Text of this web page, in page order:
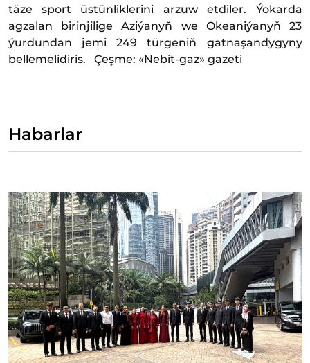
täze sport üstünliklerini arzuw etdiler. Ýokarda
agzalan birinjilige Aziýanyň we Okeaniýanyň 23
ýurdundan jemi 249 türgeniň gatnaşandygyny
bellemelidiris. Çeşme: «Nebit-gaz» gazeti
Habarlar